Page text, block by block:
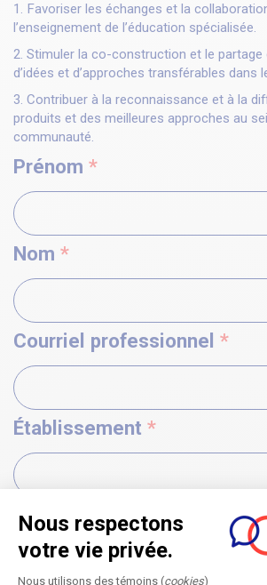
1. Favoriser les échanges et la
l’enseignement de l’éducation spécialisée.
2. Stimuler la co-construction et le partage
d’idées et d’approches transférables dans
3. Contribuer à la reconnaissance et à la
produits et des meilleures approches au
communauté.
Prénom *
Nom *
Courriel professionnel *
Établissement *
Fonction*